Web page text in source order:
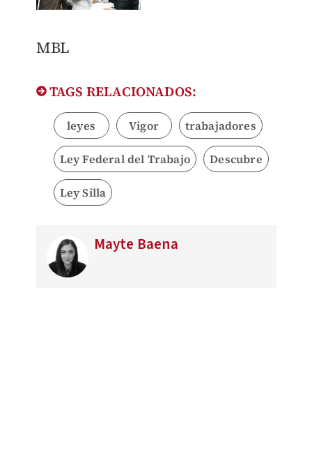
MBL
TAGS RELACIONADOS:
leyes Vigor trabajadores
Ley Federal del Trabajo Descubre
Ley Silla
Mayte Baena